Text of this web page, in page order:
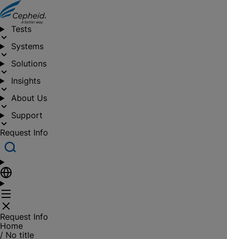
Tests
Systems
Solutions
Insights
About Us
Support
Request Info
Request Info
Home
/ No title